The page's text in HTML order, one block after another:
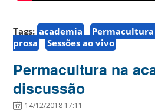
Tags: academia
prosa
Sessões ao vivo
Permacultura na
discussão
14/12/2018 17:11